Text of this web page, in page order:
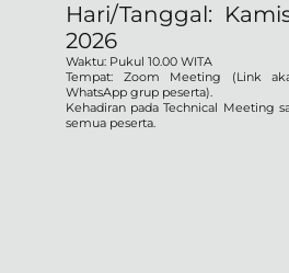
Hari/Tanggal:
2026
Waktu: Pukul 10.00 WITA
Tempat: Zoom Meeting (Link
WhatsApp grup peserta).
Kehadiran pada Technical Meeting
semua peserta.